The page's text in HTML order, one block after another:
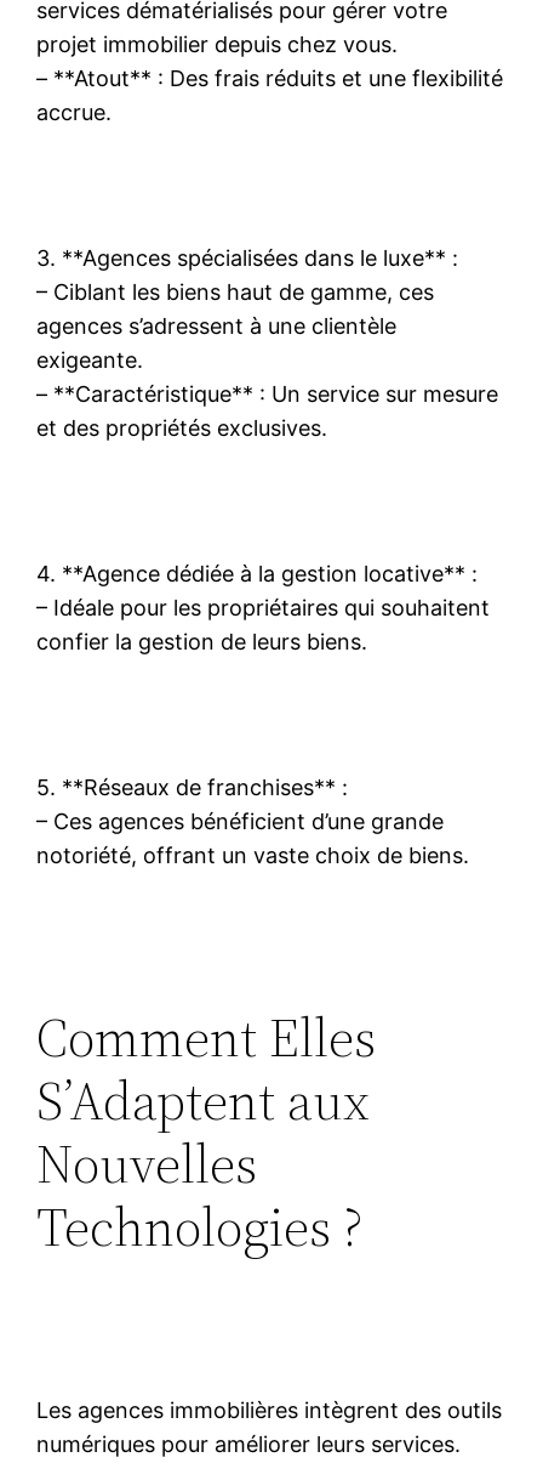
services dématérialisés pour gérer votre
projet immobilier depuis chez vous.
– **Atout** : Des frais réduits et une flexibilité
accrue.
3. **Agences spécialisées dans le luxe** :
– Ciblant les biens haut de gamme, ces
agences s’adressent à une clientèle
exigeante.
– **Caractéristique** : Un service sur mesure
et des propriétés exclusives.
4. **Agence dédiée à la gestion locative** :
– Idéale pour les propriétaires qui souhaitent
confier la gestion de leurs biens.
5. **Réseaux de franchises** :
– Ces agences bénéficient d’une grande
notoriété, offrant un vaste choix de biens.
Comment Elles
S’Adaptent aux
Nouvelles
Technologies ?
Les agences immobilières intègrent des outils
numériques pour améliorer leurs services.